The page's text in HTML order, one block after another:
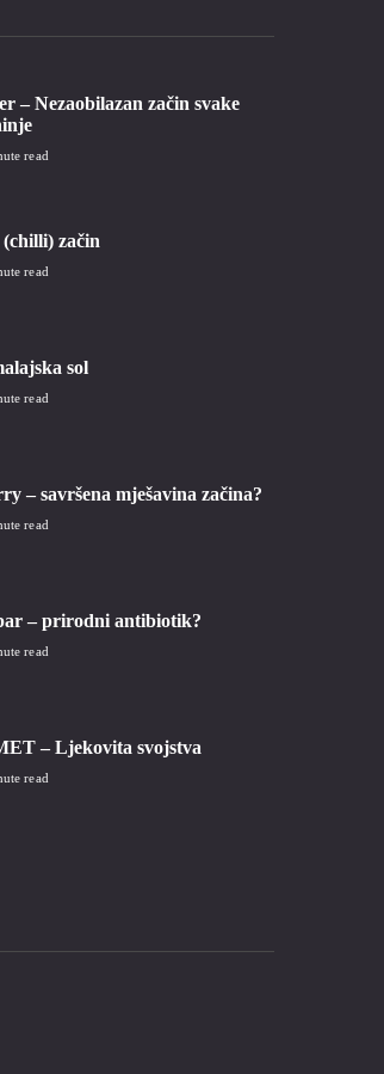
– Nezaobilazan začin svake
read
začin
read
sol
read
– savršena mješavina začina?
read
– prirodni antibiotik?
read
– Ljekovita svojstva
read